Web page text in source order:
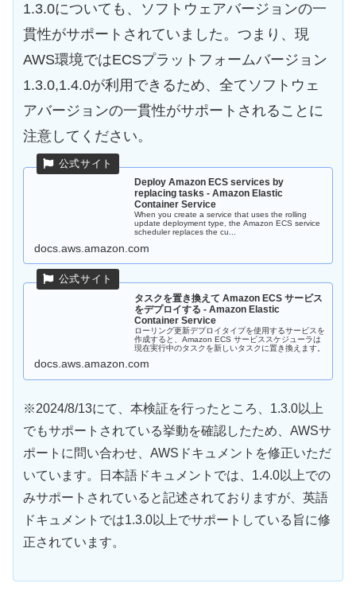
1.3.0についても、ソフトウェアバージョンの一
貫性がサポートされていました。つまり、現
AWS環境ではECSプラットフォームバージョン
1.3.0,1.4.0が利用できるため、全てソフトウェ
アバージョンの一貫性がサポートされることに
注意してください。
Deploy Amazon ECS services by
replacing tasks - Amazon Elastic
Container Service
When you create a service that uses the rolling
update deployment type, the Amazon ECS service
scheduler replaces the cu...
docs.aws.amazon.com
タスクを置き換えて Amazon ECS サービス
をデプロイする - Amazon Elastic
Container Service
ローリング更新デプロイタイプを使用するサービスを
作成すると、Amazon ECS サービススケジューラは
現在実行中のタスクを新しいタスクに置き換えます。
docs.aws.amazon.com
※2024/8/13にて、本検証を行ったところ、1.3.0以上
でもサポートされている挙動を確認したため、AWSサ
ポートに問い合わせ、AWSドキュメントを修正いただ
いています。日本語ドキュメントでは、1.4.0以上での
みサポートされていると記述されておりますが、英語
ドキュメントでは1.3.0以上でサポートしている旨に修
正されています。